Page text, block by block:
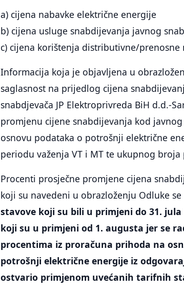
a) cijena nabavke električne energije
b) cijena usluge snabdijevanja javnog
c) cijena korištenja distributivne/prenosne
Informacija koja je objavljena u
saglasnost na prijedlog cijena
snabdjevača JP Elektroprivreda BiH d.d.-
promjenu cijene snabdijevanja kod
osnovu podataka o potrošnji električne
periodu važenja VT i MT te ukupnog
Procenti prosječne promjene cijena
koji su navedeni u obrazloženju Odluke se
stavove koji su bili u primjeni do 31.
koji su u primjeni od 1. augusta jer se
procentima iz proračuna prihoda na
potrošnji električne energije iz
ostvario primjenom uvećanih tarifnih